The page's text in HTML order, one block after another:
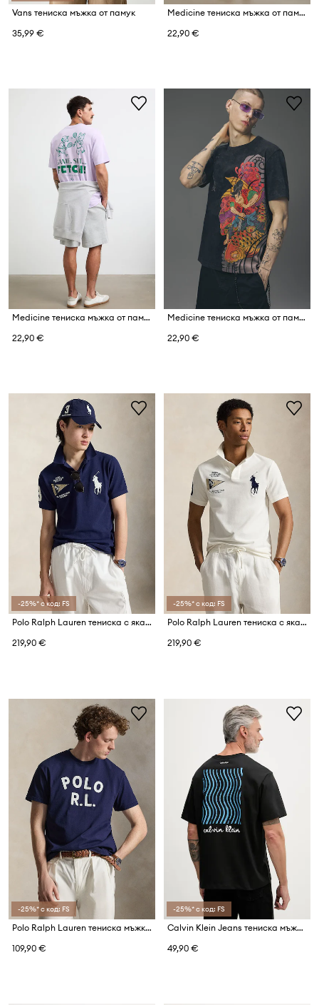
Vans тениска мъжка от памук
35,99 €
Medicine тениска мъжка от памук
22,90 €
Medicine тениска мъжка от памук
22,90 €
Medicine тениска мъжка от памук
22,90 €
-25%* с код: FS
Polo Ralph Lauren тениска с яка мъжка от памук
219,90 €
-25%* с код: FS
Polo Ralph Lauren тениска с яка мъжка от памук
219,90 €
-25%* с код: FS
Polo Ralph Lauren тениска мъжка от памук
109,90 €
-25%* с код: FS
Calvin Klein Jeans тениска мъжка от памук
49,90 €